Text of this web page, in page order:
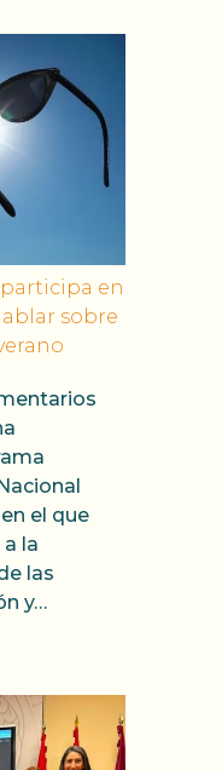
en
sobre
el que
la
las
y…